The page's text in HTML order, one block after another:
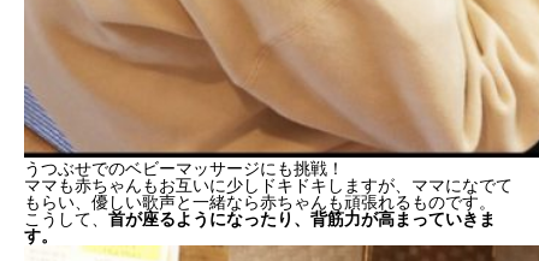
うつぶせでのベビーマッサージにも挑戦！
ママも赤ちゃんもお互いに少しドキドキしますが、ママになでて
もらい、優しい歌声と一緒なら赤ちゃんも頑張れるものです。
こうして、 首が座るようになったり、背筋力が高まっていきま
す。